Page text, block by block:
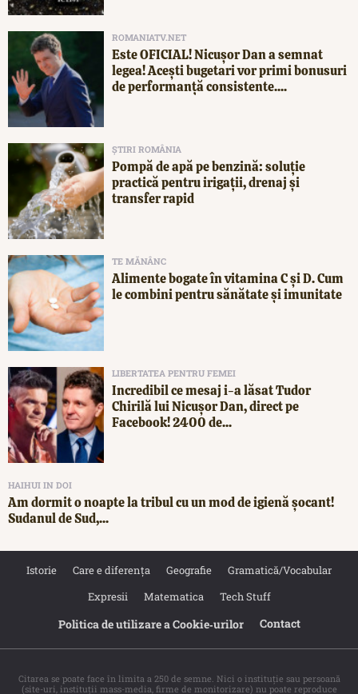
ROMANIATV.NET
Este OFICIAL! Nicușor Dan a semnat
legea! Acești bugetari vor primi bonusuri
de performanță consistente....
ȘTIRI ROMÂNIA
Pompă de apă pe benzină: soluție
practică pentru irigații, drenaj și
transfer rapid
TE MĂNÂNC
Alimente bogate în vitamina C și D. Cum
le combini pentru sănătate și imunitate
LIBERTATEA PENTRU FEMEI
Incredibil ce mesaj i-a lăsat Tudor
Chirilă lui Nicușor Dan, direct pe
Facebook! 2400 de...
HAIHUI IN DOI
Am dormit o noapte la tribul cu un mod de igienă șocant!
Sudanul de Sud,...
Istorie Care e diferența Geografie
Gramatică/Vocabular
Expresii
Matematica Tech Stuff
Politica de utilizare a Cookie‐urilor Contact
Citarea se poate face în limita a 250 de semne. Nici o instituţie sau persoană
(site-uri, instituţii mass-media, firme de monitorizare) nu poate reproduce